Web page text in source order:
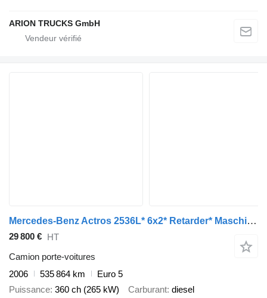
ARION TRUCKS GmbH
Mercedes-Benz Actros 2536L* 6x2* Retarder* Maschinen Transport
29 800 € HT
Camion porte-voitures
2006
535 864 km
Euro 5
Puissance 360 ch (265 kW) Carburant diesel